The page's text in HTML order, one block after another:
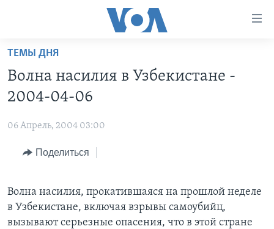
Перейти
основной
контент
навигации
поиск
НОВОСТИ ЗА МИНУТУ
ИТОГИ
ДИСКУССИЯ VOA
ДЕТАЛИ
УЧИМ АНГЛИЙСКИЙ
НАША АМЕРИКАНСКАЯ ИСТОРИЯ
АРТЕФАКТЫ
АМЕРИКАНСКИЕ ГОРОДКИ
ЭКСПЕРТИЗА
ИНТЕРВЬЮ
ЗА СВОБОДУ ПРЕССЫ
УЧИМ АНГЛИЙСКИЙ
ТЕМЫ ДНЯ
Волна насилия в Узбекистане -
2004-04-06
06 Апрель, 2004 03:00
Поделиться
Волна насилия, прокатившаяся на прошлой неделе
в Узбекистане, включая взрывы самоубийц,
вызывают серьезные опасения, что в этой стране